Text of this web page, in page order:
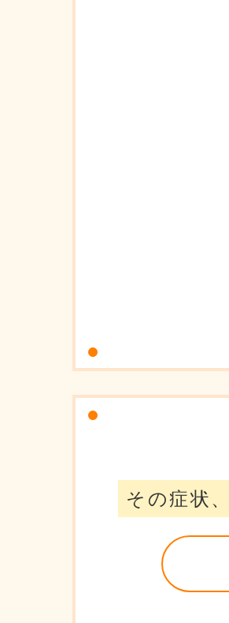
その症状